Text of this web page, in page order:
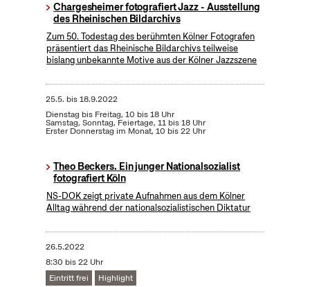
Chargesheimer fotografiert Jazz - Ausstellung
des Rheinischen Bildarchivs
Zum 50. Todestag des berühmten Kölner Fotografen
präsentiert das Rheinische Bildarchivs teilweise
bislang unbekannte Motive aus der Kölner Jazzszene
25.5. bis18.9.2022
Dienstag bis Freitag, 10 bis 18 Uhr
Samstag, Sonntag, Feiertage, 11 bis 18 Uhr
Erster Donnerstag im Monat, 10 bis 22 Uhr
Theo Beckers. Ein junger Nationalsozialist
fotografiert Köln
NS-DOK zeigt private Aufnahmen aus dem Kölner
Alltag während der nationalsozialistischen Diktatur
26.5.2022
8:30 bis 22 Uhr
Eintritt frei
Highlight